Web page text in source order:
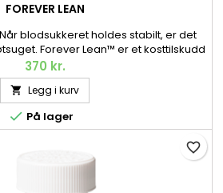
FOREVER LEAN
blodsukkeret holdes stabilt, er det
Forever Lean™ er et kosttilskudd
og hvite bønner samt krom, som
et normalt blodsukkernivå. 120
kapsler.
370 kr.
 Legg i kurv
 På lager
favorite_border